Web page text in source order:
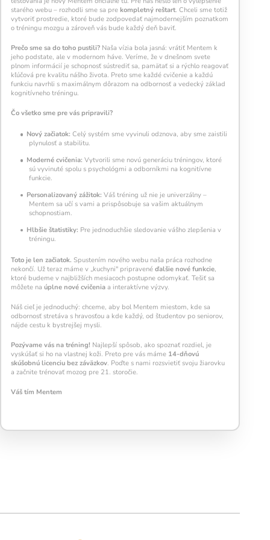
každý deň navyše pomáha vašej mysli zostať
aktívnou a v kondícii.
Kalendár sleduje vašu dennú tréningovú
aktivitu:
Modré políčko:Bez tréningu
Oranžové políčko: Farba ukazuje intenzitu
1 cvičenie = 20 % intenzity
5 cvičení = 100 % intenzity
1 2 3 4 5
pamäť aj mentálnu flexibilitu.
starého webu – rozhodli sme sa pre kompletný reštart. Chceli sme totiž
vytvoriť prostredie, ktoré bude zodpovedať najmodernejším poznatkom
o tréningu mozgu a zároveň vás bude každý deň baviť.
Prečo sme sa do toho pustili? Naša vízia bola jasná: vrátiť Mentem k
jeho podstate, ale v modernom háve. Veríme, že v dnešnom svete
plnom informácií je schopnosť sústrediť sa, pamätať si a rýchlo reagovať
kľúčová pre kvalitu nášho života. Preto sme každé cvičenie a každú
funkciu navrhli s maximálnym dôrazom na odbornosť a vedecký základ
kognitívneho tréningu.
Čo všetko sme pre vás pripravili?
Nový začiatok: Celý systém sme vyvinuli odznova, aby sme zaistili
plynulosť a stabilitu.
Moderné cvičenia: Vytvorili sme novú generáciu tréningov, ktoré
sú vyvinuté spolu s psychológmi a odborníkmi na kognitívne
funkcie.
Personalizovaný zážitok: Váš tréning už nie je univerzálny –
Mentem sa učí s vami a prispôsobuje sa vašim aktuálnym
schopnostiam.
Hlbšie štatistiky: Pre jednoduchšie sledovanie vášho zlepšenia v
tréningu.
Toto je len začiatok. Spustením nového webu naša práca rozhodne
nekončí. Už teraz máme v „kuchyni" pripravené ďalšie nové funkcie,
ktoré budeme v najbližších mesiacoch postupne odomykať. Tešiť sa
môžete na úplne nové cvičenia a interaktívne výzvy.
Náš cieľ je jednoduchý: chceme, aby bol Mentem miestom, kde sa
odbornosť stretáva s hravosťou a kde každý, od študentov po seniorov,
nájde cestu k bystrejšej mysli.
Pozývame vás na tréning! Najlepší spôsob, ako spoznať rozdiel, je
vyskúšať si ho na vlastnej koži. Preto pre vás máme 14-dňovú
skúšobnú licenciu bez záväzkov. Poďte s nami rozsvietiť svoju žiarovku
a začnite trénovať mozog pre 21. storočie.
Váš tím Mentem